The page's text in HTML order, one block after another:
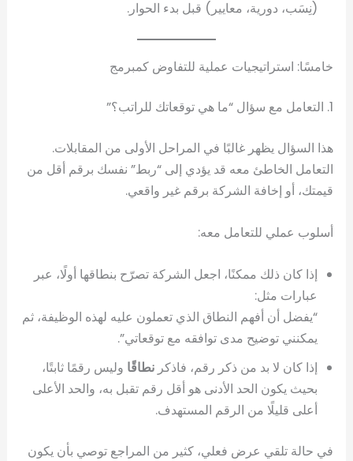
(نِسَب، دورية، معايير) قبل بدء الحوار.
خامسًا: استراتيجيات عملية للتفاوض كمبرمج
1. التعامل مع سؤال “ما هي توقعاتك للراتب؟”
هذا السؤال يظهر غالبًا في المراحل الأولى من المقابلات.
التعامل الخاطئ معه قد يؤدي إلى “ربط” نفسك برقم أقل من
قيمتك، أو إخافة الشركة برقم غير واقعي.
أسلوب عملي للتعامل معه:
إذا كان ذلك ممكنًا، اجعل الشركة تصرّح بنطاقها أولًا، عبر
عبارات مثل:
“يفضل أن أفهم النطاق الذي تعملون عليه لهذه الوظيفة، ثم
يمكنني توضيح مدى توافقه مع توقعاتي”.
إذا كان لا بد من ذكر رقم، فاذكرنطاقًا وليس رقمًا ثابتًا،
بحيث يكون الحد الأدنى هو أقل رقم تقبل به، والحد الأعلى
أعلى قليلًا من الرقم المستهدف.
في حالة تلقي عرض فعلي، كثير من المراجع توصي بأن يكون